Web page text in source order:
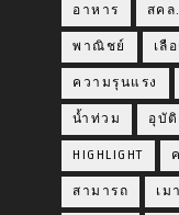
อาหาร สคล.
พาณิชย์ เลื
ความรุนแรง
น้ำท่วม อุบั
HIGHLIGHT
สามารถ เม